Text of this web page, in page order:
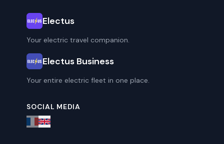
Electus
Your electric travel companion.
Electus Business
Your entire electric fleet in one place.
SOCIAL MEDIA